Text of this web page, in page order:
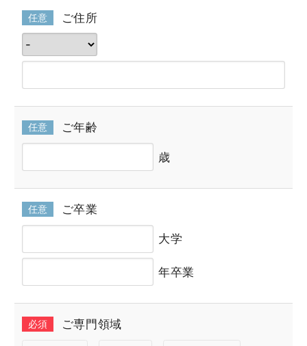
任意 ご住所
任意 ご年齢
歳
任意 ご卒業
大学
年卒業
必須 ご専門領域